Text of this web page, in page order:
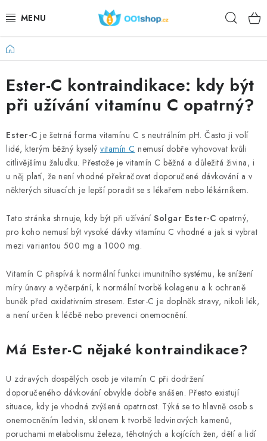
au
DOPLŇKY STRAVY
PRODUITS DE BEAUTÉ
SPORT
DENRÉES ALIMENTAIRES
SUJETS
DÁRKY PRO ZDRAVÍ
PORADNA
MARQUES
Podmínky ochrany osobních údajů
Kontakty
Ma commande
Accueil
Ester-C kontraindikace: kdy být
při užívání vitamínu C opatrný?
Ester-C je šetrná forma vitamínu C s neutrálním pH. Často ji volí
lidé, kterým běžný kyselý vitamín C nemusí dobře vyhovovat kvůli
citlivějšímu žaludku. Přestože je vitamín C běžná a důležitá živina, i
u něj platí, že není vhodné překračovat doporučené dávkování a v
některých situacích je lepší poradit se s lékařem nebo lékárníkem.
Tato stránka shrnuje, kdy být při užívání Solgar Ester-C opatrný,
pro koho nemusí být vysoké dávky vitamínu C vhodné a jak si vybrat
mezi variantou 500 mg a 1000 mg.
Vitamín C přispívá k normální funkci imunitního systému, ke snížení
míry únavy a vyčerpání, k normální tvorbě kolagenu a k ochraně
buněk před oxidativním stresem. Ester-C je doplněk stravy, nikoli lék,
a není určen k léčbě nebo prevenci onemocnění.
Má Ester-C nějaké kontraindikace?
U zdravých dospělých osob je vitamín C při dodržení
doporučeného dávkování obvykle dobře snášen. Přesto existují
situace, kdy je vhodná zvýšená opatrnost. Týká se to hlavně osob s
onemocněním ledvin, sklonem k tvorbě ledvinových kamenů,
poruchami metabolismu železa, těhotných a kojících žen, dětí a lidí